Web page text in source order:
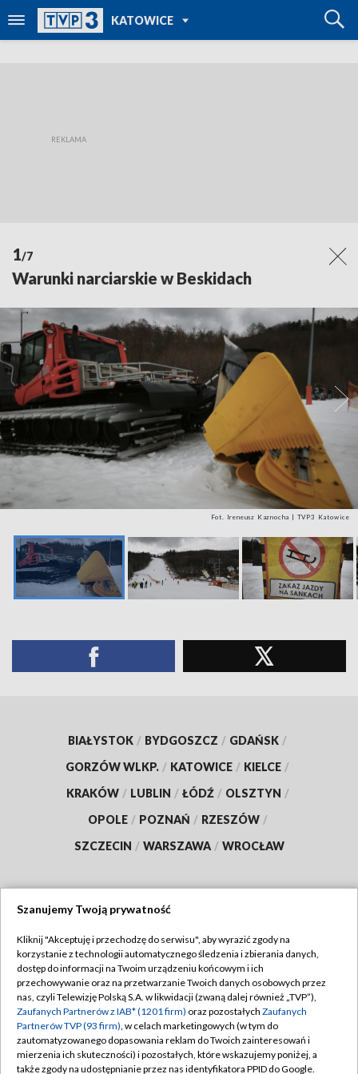
KATOWICE
TVP REGIONY
1/7
Warunki narciarskie w Beskidach
Fot. Ireneusz Kaznocha | TVP3 Katowice
BIAŁYSTOK / BYDGOSZCZ / GDAŃSK /
GORZÓW WLKP. / KATOWICE / KIELCE /
KRAKÓW / LUBLIN / ŁÓDŹ / OLSZTYN /
OPOLE / POZNAŃ / RZESZÓW /
SZCZECIN / WARSZAWA / WROCŁAW
TVP
Abonament TVP
Emisja w TVP
Centrum informacji TVP
Naziemna Telewizja Cyfrowa
Regulamin TVP
Polityka prywatności
Moje zgody
Pomoc
Szanujemy Twoją prywatność
Kliknij "Akceptuję i przechodzę do serwisu", aby wyrazić zgody na
korzystanie z technologii automatycznego śledzenia i zbierania danych,
dostęp do informacji na Twoim urządzeniu końcowym i ich
przechowywanie oraz na przetwarzanie Twoich danych osobowych przez
nas, czyli Telewizję Polską S.A. w likwidacji (zwaną dalej również „TVP”),
Zaufanych Partnerów z IAB* (1201 firm) oraz pozostałych Zaufanych
Partnerów TVP (93 firm), w celach marketingowych (w tym do
zautomatyzowanego dopasowania reklam do Twoich zainteresowań i
mierzenia ich skuteczności) i pozostałych, które wskazujemy poniżej, a
także zgody na udostępnianie przez nas identyfikatora PPID do Google.